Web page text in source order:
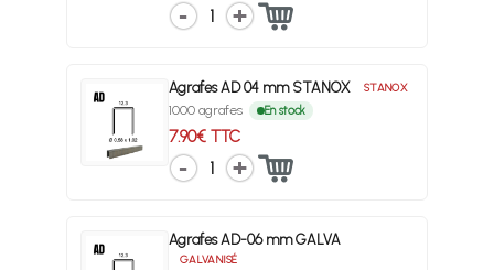
1
Agrafes AD 04 mm STANOX STANOX
1000 agrafes En stock
7.90€ TTC
1
Agrafes AD-06 mm GALVA
GALVANISÉ